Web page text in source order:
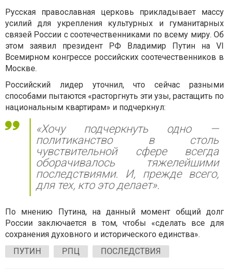
Русская православная церковь прикладывает массу
усилий для укрепления культурных и гуманитарных
связей России с соотечественниками по всему миру. Об
этом заявил президент РФ Владимир Путин на VI
Всемирном конгрессе российских соотечественников в
Москве.
Российский лидер уточнил, что сейчас разными
способами пытаются «расторгнуть эти узы, растащить по
национальным квартирам» и подчеркнул:
«Хочу подчеркнуть одно —
политиканство в столь
чувствительной сфере всегда
оборачивалось тяжелейшими
последствиями. И, прежде всего,
для тех, кто это делает».
По мнению Путина, на данный момент общий долг
России заключается в том, чтобы «сделать все для
сохранения духовного и исторического единства».
ПУТИН
РПЦ ПОСЛЕДСТВИЯ